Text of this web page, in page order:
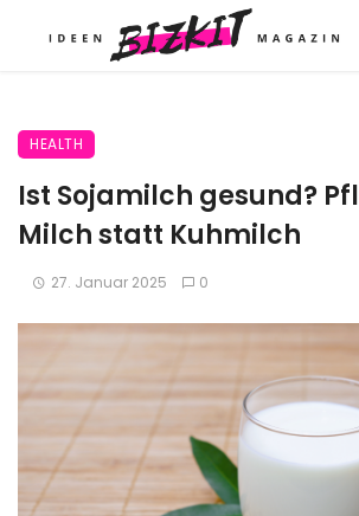
HEALTH
Ist Sojamilch gesund?
Milch statt Kuhmilch
27. Januar 2025 0